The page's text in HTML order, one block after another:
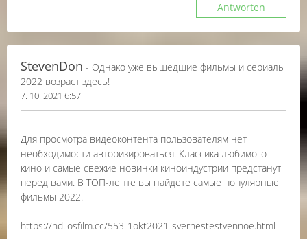
Antworten
StevenDon - Однако уже вышедшие фильмы и сериалы
2022 возраст здесь!
7. 10. 2021 6:57
Для просмотра видеоконтента пользователям нет
необходимости авторизироваться. Классика любимого
кино и самые свежие новинки киноиндустрии предстанут
перед вами. В ТОП-ленте вы найдете самые популярные
фильмы 2022.
https://hd.losfilm.cc/553-1okt2021-sverhestestvennoe.html